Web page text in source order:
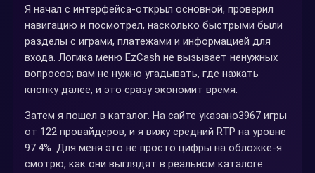
Я начал с интерфейса-открыл основной, проверил
навигацию и посмотрел, насколько быстрыми были
разделы с играми, платежами и информацией для
входа. Логика меню EzCash не вызывает ненужных
вопросов; вам не нужно угадывать, где нажать
кнопку далее, и это сразу экономит время.
Затем я пошел в каталог. На сайте указано3967 игры
от 122 провайдеров, и я вижу средний RTP на уровне
97.4%. Для меня это не просто цифры на обложке-я
смотрю, как они выглядят в реальном каталоге: